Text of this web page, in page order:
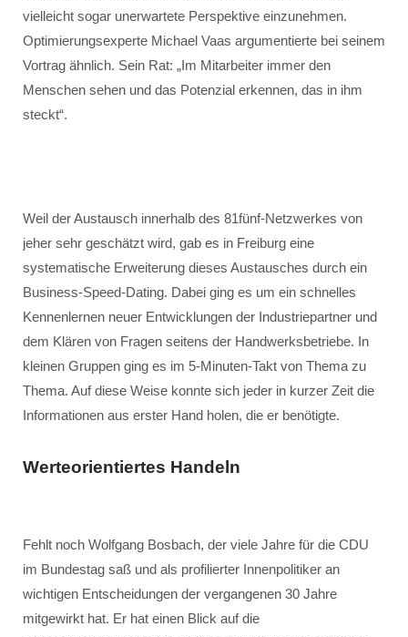
vielleicht sogar unerwartete Perspektive einzunehmen.
Optimierungsexperte Michael Vaas argumentierte bei seinem
Vortrag ähnlich. Sein Rat: „Im Mitarbeiter immer den
Menschen sehen und das Potenzial erkennen, das in ihm
steckt“.
Weil der Austausch innerhalb des 81fünf-Netzwerkes von
jeher sehr geschätzt wird, gab es in Freiburg eine
systematische Erweiterung dieses Austausches durch ein
Business-Speed-Dating. Dabei ging es um ein schnelles
Kennenlernen neuer Entwicklungen der Industriepartner und
dem Klären von Fragen seitens der Handwerksbetriebe. In
kleinen Gruppen ging es im 5-Minuten-Takt von Thema zu
Thema. Auf diese Weise konnte sich jeder in kurzer Zeit die
Informationen aus erster Hand holen, die er benötigte.
Werteorientiertes Handeln
Fehlt noch Wolfgang Bosbach, der viele Jahre für die CDU
im Bundestag saß und als profilierter Innenpolitiker an
wichtigen Entscheidungen der vergangenen 30 Jahre
mitgewirkt hat. Er hat einen Blick auf die